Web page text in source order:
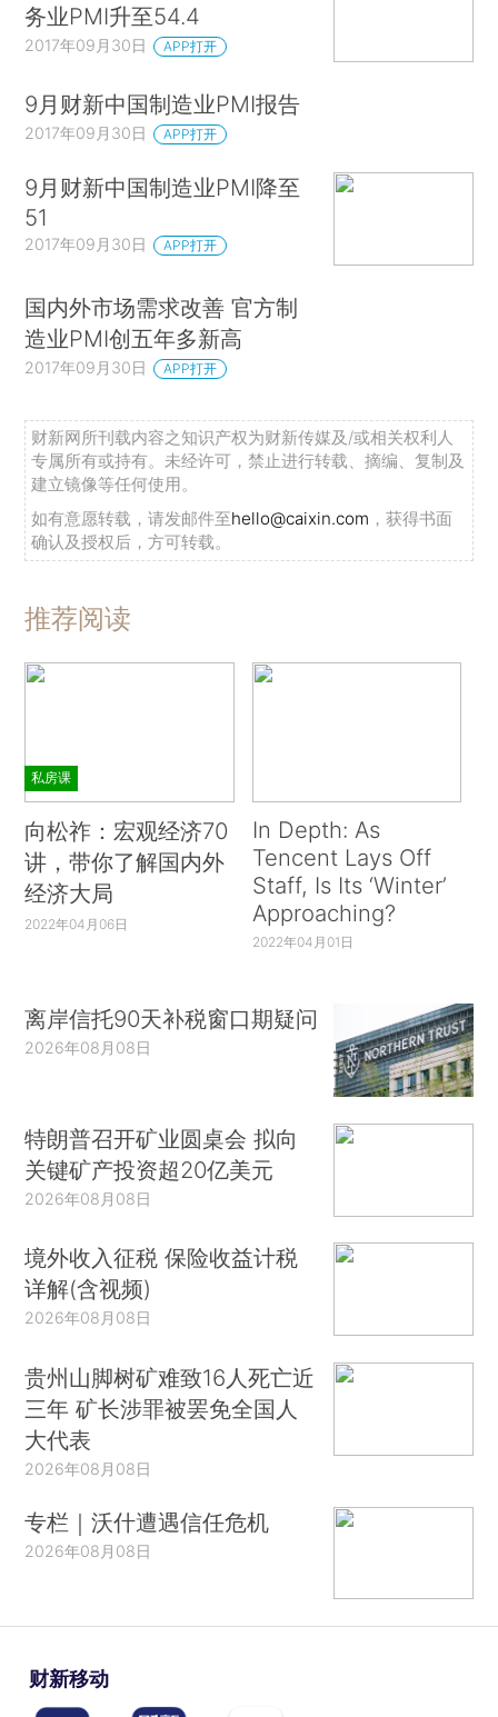
务业PMI升至54.4
2017年09月30日 APP打开
9月财新中国制造业PMI报告
2017年09月30日 APP打开
9月财新中国制造业PMI降至
51
2017年09月30日 APP打开
国内外市场需求改善 官方制
造业PMI创五年多新高
2017年09月30日 APP打开
财新网所刊载内容之知识产权为财新传媒及/或相关权利人
专属所有或持有。未经许可，禁止进行转载、摘编、复制及
建立镜像等任何使用。
如有意愿转载，请发邮件至hello@caixin.com ，获得书面
确认及授权后，方可转载。
推荐阅读
私房课
向松祚：宏观经济70
讲，带你了解国内外
经济大局
2022年04月06日
In Depth: As
Tencent Lays Off
Staff, Is Its ‘Winter’
Approaching?
2022年04月01日
离岸信托90天补税窗口期疑问
2026年08月08日
特朗普召开矿业圆桌会 拟向
关键矿产投资超20亿美元
2026年08月08日
境外收入征税 保险收益计税
详解(含视频)
2026年08月08日
贵州山脚树矿难致16人死亡近
三年 矿长涉罪被罢免全国人
大代表
2026年08月08日
专栏｜沃什遭遇信任危机
2026年08月08日
财新移动